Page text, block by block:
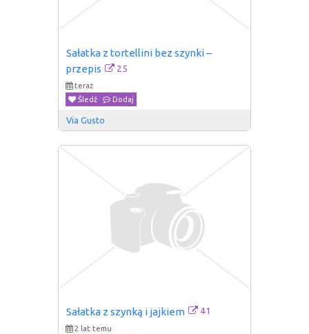
Sałatka z tortellini bez szynki –
przepis
25
teraz
Śledź
Dodaj
Via Gusto
Sałatka z szynką i jajkiem 41
2 lat temu